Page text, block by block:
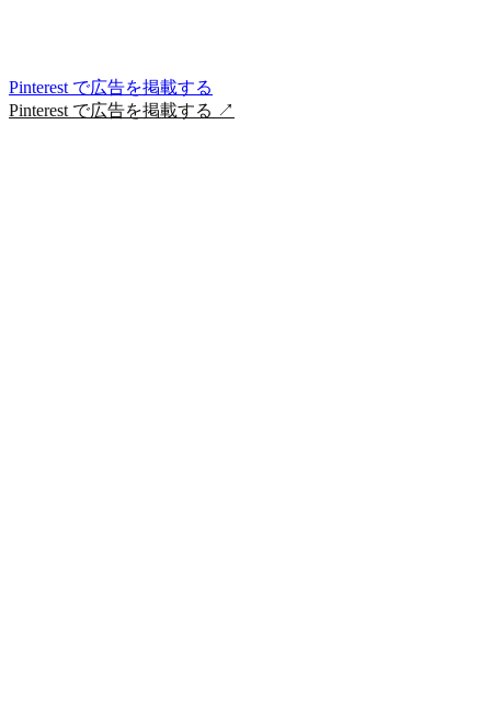
Pinterest で広告を掲載する
Pinterest で広告を掲載する ↗